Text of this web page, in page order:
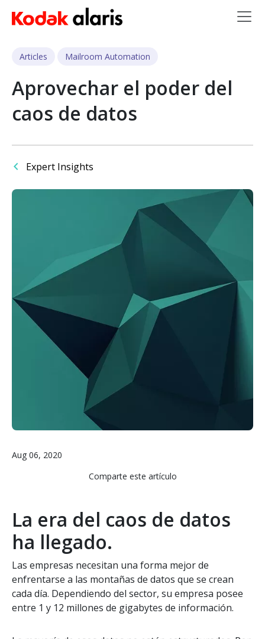
Skip to main content
Articles Mailroom Automation
Aprovechar el poder del
caos de datos
Expert Insights
Imagen
Aug 06, 2020
Comparte este artículo
La era del caos de datos
ha llegado.
Las empresas necesitan una forma mejor de
enfrentarse a las montañas de datos que se crean
cada día. Dependiendo del sector, su empresa posee
entre 1 y 12 millones de gigabytes de información.